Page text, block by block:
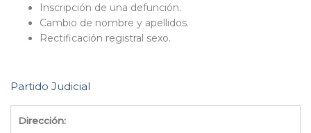
Inscripción de una defunción.
Cambio de nombre y apellidos.
Rectificación registral sexo.
Partido Judicial
Dirección: